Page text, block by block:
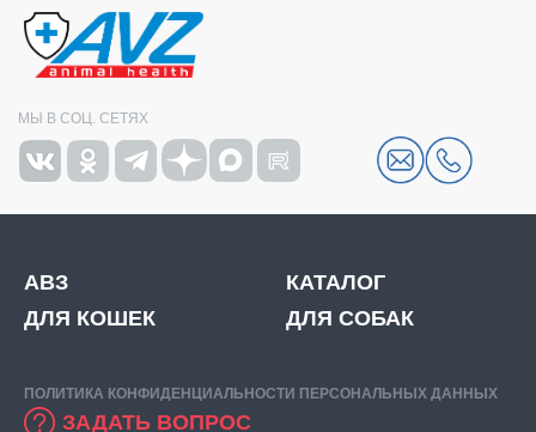
МЫ В СОЦ. СЕТЯХ
АВЗ
КАТАЛОГ
ДЛЯ КОШЕК
ДЛЯ СОБАК
ПОЛИТИКА КОНФИДЕНЦИАЛЬНОСТИ ПЕРСОНАЛЬНЫХ ДАННЫХ
ЗАДАТЬ ВОПРОС